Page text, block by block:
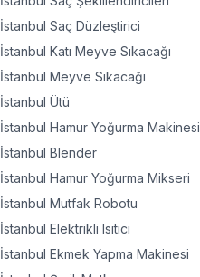
İstanbul Saç Düzleştirici
İstanbul Katı Meyve Sıkacağı
İstanbul Meyve Sıkacağı
İstanbul Ütü
İstanbul Hamur Yoğurma Makinesi
İstanbul Blender
İstanbul Hamur Yoğurma Mikseri
İstanbul Mutfak Robotu
İstanbul Elektrikli Isıtıcı
İstanbul Ekmek Yapma Makinesi